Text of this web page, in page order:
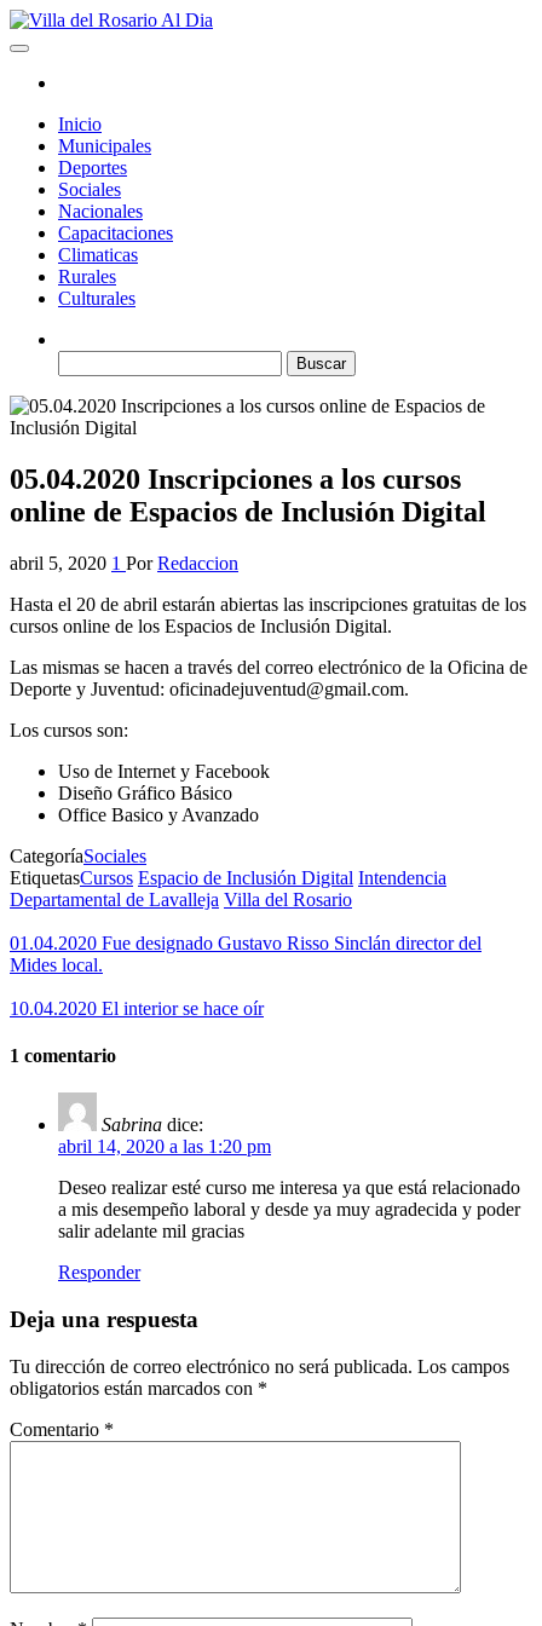
Saltar
al
Inicio
Municipales
Deportes
Sociales
Nacionales
Capacitaciones
Climaticas
Rurales
Culturales
05.04.2020 Inscripciones a los cursos
online de Espacios de Inclusión Digital
abril 5, 2020 1 Por Redaccion
Hasta el 20 de abril estarán abiertas las inscripciones gratuitas de los
cursos online de los Espacios de Inclusión Digital.
Las mismas se hacen a través del correo electrónico de la Oficina de
Deporte y Juventud: oficinadejuventud@gmail.com.
Los cursos son:
Uso de Internet y Facebook
Diseño Gráfico Básico
Office Basico y Avanzado
CategoríaSociales
EtiquetasCursos Espacio de Inclusión Digital Intendencia
Departamental de Lavalleja Villa del Rosario
01.04.2020 Fue designado Gustavo Risso Sinclán director del
Mides local.
10.04.2020 El interior se hace oír
1 comentario
Sabrina dice:
abril 14, 2020 a las 1:20 pm
Deseo realizar esté curso me interesa ya que está relacionado
a mis desempeño laboral y desde ya muy agradecida y poder
salir adelante mil gracias
Responder
Deja una respuesta
Tu dirección de correo electrónico no será publicada. Los campos
obligatorios están marcados con *
Comentario *